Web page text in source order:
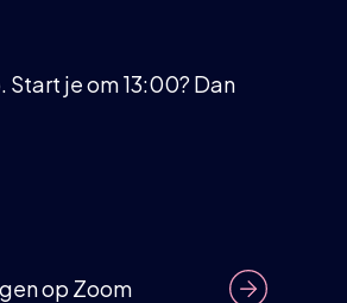
je om 13:00? Dan
op Zoom